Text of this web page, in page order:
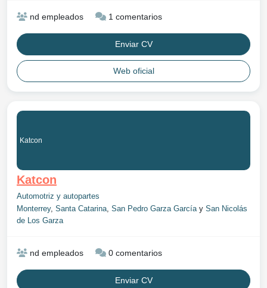
nd empleados 1 comentarios
Enviar CV
Web oficial
Katcon
Katcon
Automotriz y autopartes
Monterrey, Santa Catarina, San Pedro Garza Garcíay San Nicolás
de Los Garza
nd empleados 0 comentarios
Enviar CV